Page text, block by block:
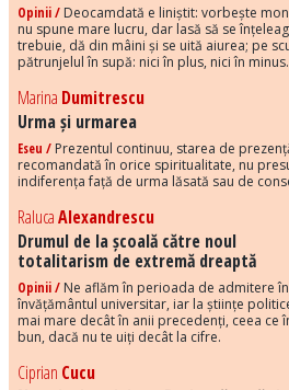
Opinii / Deocamdată e liniștit: vorbește
nu spune mare lucru, dar lasă să se
trebuie, dă din mâini și se uită aiurea; pe
pătrunjelul în supă: nici în plus, nici în minus.
Marina Dumitrescu
Urma și urmarea
Eseu / Prezentul continuu, starea de
recomandată în orice spiritualitate, nu
indiferența față de urma lăsată sau de
RalucaAlexandrescu
Drumul de la școală către noul
totalitarism de extremă dreaptă
Opinii / Ne aflăm în perioada de admitere în
învățământul universitar, iar la științe
mai mare decât în anii precedenți, ceea ce
bun, dacă nu te uiți decât la cifre.
Ciprian Cucu